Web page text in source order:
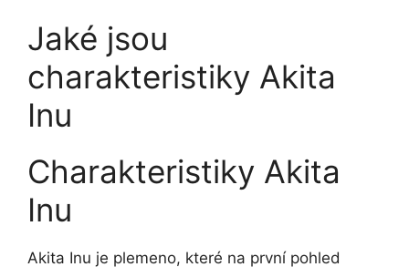
Jaké jsou
charakteristiky Akita
Inu
Charakteristiky Akita
Inu
Akita Inu je plemeno, které na první pohled